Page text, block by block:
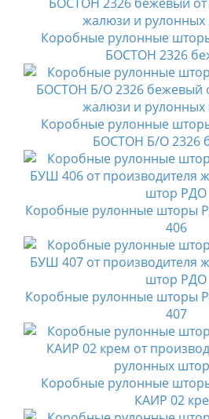
Коробные рулонные
БОСТОН 2326
Коробные рулонные
БОСТОН Б/О 2326
Коробные рулонные шторы
406
Коробные рулонные шторы
407
Коробные рулонные
КАИР 02